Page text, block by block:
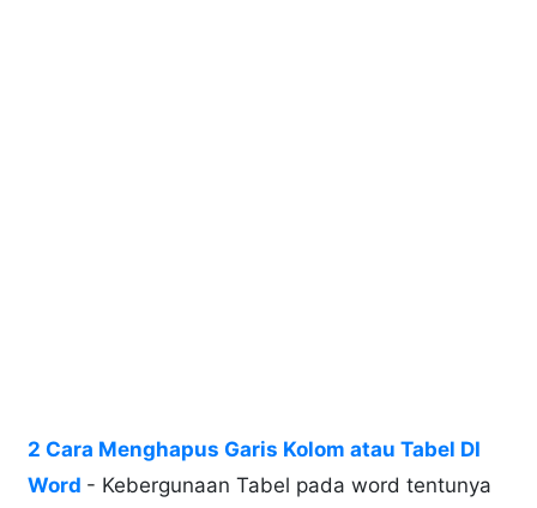
2 Cara Menghapus Garis Kolom atau Tabel DI
Word - Kebergunaan Tabel pada word tentunya